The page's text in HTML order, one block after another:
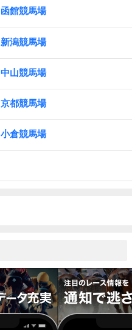
函館競馬場
新潟競馬場
中山競馬場
京都競馬場
小倉競馬場